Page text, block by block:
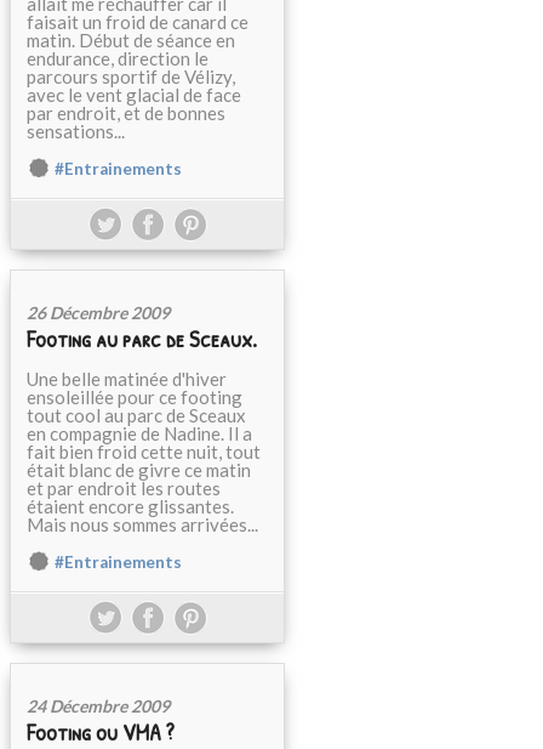
faisait un froid de canard ce
matin. Début de séance en
endurance, direction le
parcours sportif de Vélizy,
avec le vent glacial de face
par endroit, et de bonnes
sensations...
#Entrainements
26 Décembre 2009
Footing au parc de Sceaux.
Une belle matinée d'hiver
ensoleillée pour ce footing
tout cool au parc de Sceaux
en compagnie de Nadine. Il a
fait bien froid cette nuit, tout
était blanc de givre ce matin
et par endroit les routes
étaient encore glissantes.
Mais nous sommes arrivées...
#Entrainements
24 Décembre 2009
Footing ou VMA ?